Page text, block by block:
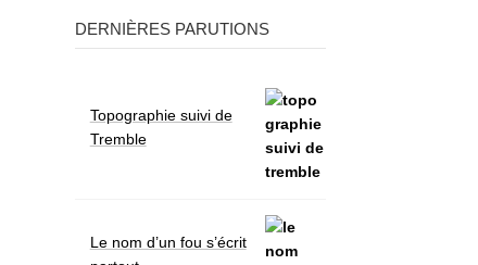
DERNIÈRES PARUTIONS
Topographie suivi de
Tremble
Le nom d’un fou s’écrit